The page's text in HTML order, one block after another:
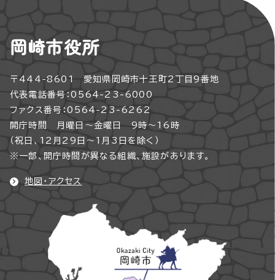
岡崎市役所
〒444-8601 愛知県岡崎市十王町2丁目9番地
代表電話番号：0564-23-6000
ファクス番号：0564-23-6262
開庁時間 月曜日～金曜日 9時～16時
（祝日、12月29日～1月3日を除く）
※一部、開庁時間が異なる組織、施設があります。
地図・アクセス